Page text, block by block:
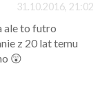
31.10.2016, 21:02
ale to futro
z 20 lat temu
😲